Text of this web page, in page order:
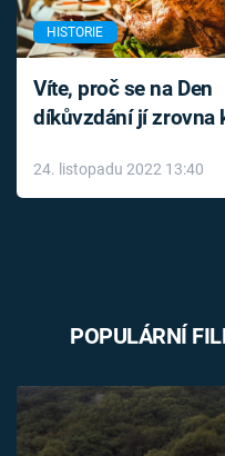
HISTORIE
Víte, proč se na Den
díkůvzdání jí zrovna
24. listopadu 2022 13:40
POPULÁRNÍ